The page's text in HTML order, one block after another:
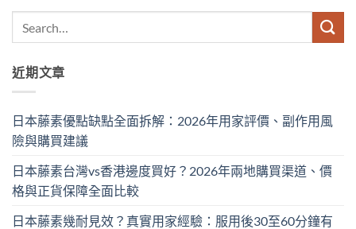
近期文章
日本藤素優點缺點全面拆解：2026年用家評價、副作用風
險與購買建議
日本藤素台灣vs香港邊度買好？2026年兩地購買渠道、價
格與正貨保障全面比較
日本藤素幾耐見效？真實用家經驗：服用後30至60分鐘有